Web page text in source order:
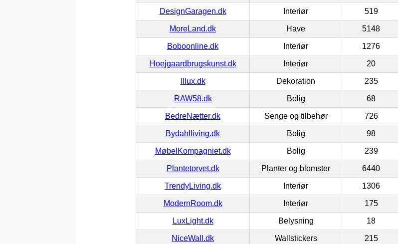
DesignGaragen.dk Interiør 519
MoreLand.dk Have 5148
Boboonline.dk Interiør 1276
Hoejgaardbrugskunst.dk Interiør 20
Illux.dk Dekoration 235
RAW58.dk Bolig 68
BedreNætter.dk Senge og tilbehør 726
Bydahlliving.dk Bolig 98
MøbelKompagniet.dk Bolig 239
Plantetorvet.dk Planter og blomster 6440
TrendyLiving.dk Interiør 1306
ModernRoom.dk Interiør 175
LuxLight.dk Belysning 18
NiceWall.dk Wallstickers 215